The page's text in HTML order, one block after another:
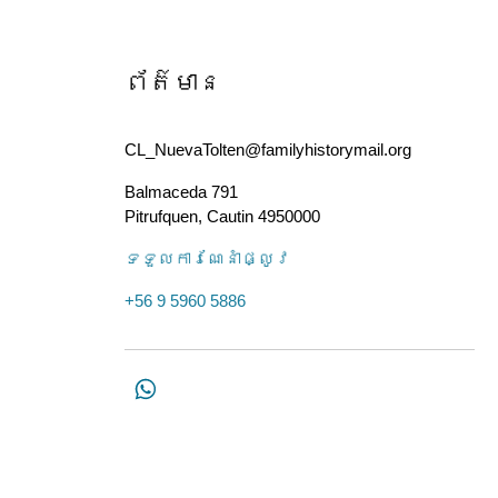
ព័ត៌មាន
CL_NuevaTolten@familyhistorymail.org
Balmaceda 791
Pitrufquen, Cautin 4950000
ទទួល​ការណែនាំ​ផ្លូវ
+56 9 5960 5886